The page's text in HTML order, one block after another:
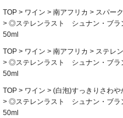
TOP ワイン 南アフリカ
スパー
◎ステレンラスト シュナン・ブ
50ml
TOP ワイン 南アフリカ
ステレ
◎ステレンラスト シュナン・ブ
50ml
TOP ワイン
(白泡)すっきりさわや
◎ステレンラスト シュナン・ブ
50ml